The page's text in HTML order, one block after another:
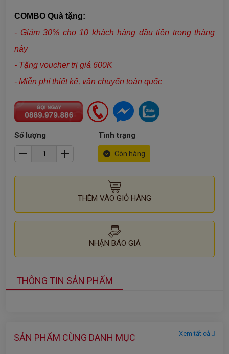
COMBO Quà tặng:
- Giảm 30% cho 10 khách hàng đầu tiên trong tháng
này
- Tặng voucher trị giá 600K
- Miễn phí thiết kế, vận chuyển toàn quốc
Số lượng Tình trạng
Còn hàng
THÊM VÀO GIỎ HÀNG
NHẬN BÁO GIÁ
THÔNG TIN SẢN PHẨM
SẢN PHẨM CÙNG DANH MỤC Xem tất cả